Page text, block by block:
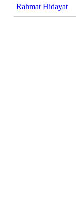
Rahmat Hidayat